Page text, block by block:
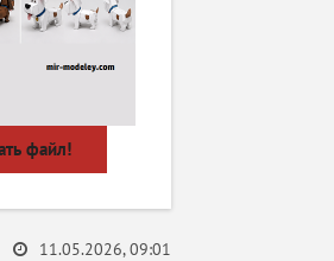
файл!
11.05.2026, 09:01